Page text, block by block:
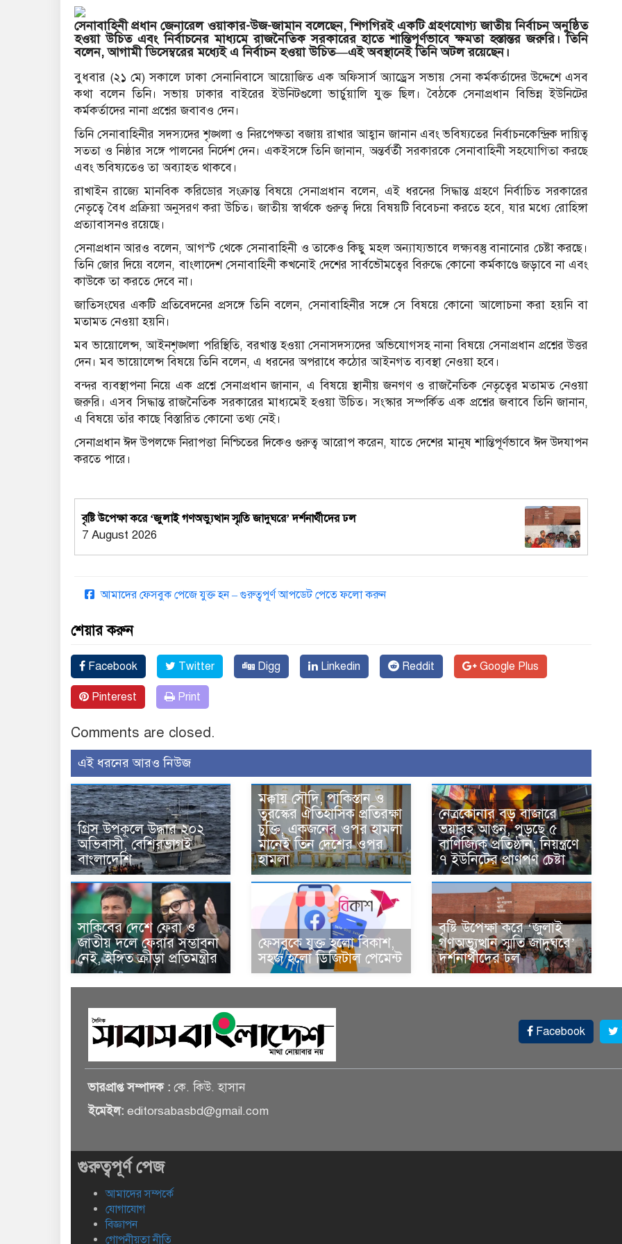
সেনাবাহিনী প্রধান জেনারেল ওয়াকার-উজ-জামান বলেছেন, শিগগিরই একটি গ্রহণযোগ্য জাতীয় নির্বাচন অনুষ্ঠিত
হওয়া উচিত এবং নির্বাচনের মাধ্যমে রাজনৈতিক সরকারের হাতে শান্তিপূর্ণভাবে ক্ষমতা হস্তান্তর জরুরি। তিনি
বলেন, আগামী ডিসেম্বরের মধ্যেই এ নির্বাচন হওয়া উচিত—এই অবস্থানেই তিনি অটল রয়েছেন।
বুধবার (২১ মে) সকালে ঢাকা সেনানিবাসে আয়োজিত এক অফিসার্স অ্যাড্রেস সভায় সেনা কর্মকর্তাদের উদ্দেশে এসব
কথা বলেন তিনি। সভায় ঢাকার বাইরের ইউনিটগুলো ভার্চুয়ালি যুক্ত ছিল। বৈঠকে সেনাপ্রধান বিভিন্ন ইউনিটের
কর্মকর্তাদের নানা প্রশ্নের জবাবও দেন।
তিনি সেনাবাহিনীর সদস্যদের শৃঙ্খলা ও নিরপেক্ষতা বজায় রাখার আহ্বান জানান এবং ভবিষ্যতের নির্বাচনকেন্দ্রিক দায়িত্ব
সততা ও নিষ্ঠার সঙ্গে পালনের নির্দেশ দেন। একইসঙ্গে তিনি জানান, অন্তর্বর্তী সরকারকে সেনাবাহিনী সহযোগিতা করছে
এবং ভবিষ্যতেও তা অব্যাহত থাকবে।
রাখাইন রাজ্যে মানবিক করিডোর সংক্রান্ত বিষয়ে সেনাপ্রধান বলেন, এই ধরনের সিদ্ধান্ত গ্রহণে নির্বাচিত সরকারের
নেতৃত্বে বৈধ প্রক্রিয়া অনুসরণ করা উচিত। জাতীয় স্বার্থকে গুরুত্ব দিয়ে বিষয়টি বিবেচনা করতে হবে, যার মধ্যে রোহিঙ্গা
প্রত্যাবাসনও রয়েছে।
সেনাপ্রধান আরও বলেন, আগস্ট থেকে সেনাবাহিনী ও তাকেও কিছু মহল অন্যায্যভাবে লক্ষ্যবস্তু বানানোর চেষ্টা করছে।
তিনি জোর দিয়ে বলেন, বাংলাদেশ সেনাবাহিনী কখনোই দেশের সার্বভৌমত্বের বিরুদ্ধে কোনো কর্মকাণ্ডে জড়াবে না এবং
কাউকে তা করতে দেবে না।
জাতিসংঘের একটি প্রতিবেদনের প্রসঙ্গে তিনি বলেন, সেনাবাহিনীর সঙ্গে সে বিষয়ে কোনো আলোচনা করা হয়নি বা
মতামত নেওয়া হয়নি।
মব ভায়োলেন্স, আইনশৃঙ্খলা পরিস্থিতি, বরখাস্ত হওয়া সেনাসদস্যদের অভিযোগসহ নানা বিষয়ে সেনাপ্রধান প্রশ্নের উত্তর
দেন। মব ভায়োলেন্স বিষয়ে তিনি বলেন, এ ধরনের অপরাধে কঠোর আইনগত ব্যবস্থা নেওয়া হবে।
বন্দর ব্যবস্থাপনা নিয়ে এক প্রশ্নে সেনাপ্রধান জানান, এ বিষয়ে স্থানীয় জনগণ ও রাজনৈতিক নেতৃত্বের মতামত নেওয়া
জরুরি। এসব সিদ্ধান্ত রাজনৈতিক সরকারের মাধ্যমেই হওয়া উচিত। সংস্কার সম্পর্কিত এক প্রশ্নের জবাবে তিনি জানান,
এ বিষয়ে তাঁর কাছে বিস্তারিত কোনো তথ্য নেই।
সেনাপ্রধান ঈদ উপলক্ষে নিরাপত্তা নিশ্চিতের দিকেও গুরুত্ব আরোপ করেন, যাতে দেশের মানুষ শান্তিপূর্ণভাবে ঈদ উদযাপন
করতে পারে।
বৃষ্টি উপেক্ষা করে ‘জুলাই গণঅভ্যুত্থান স্মৃতি জাদুঘরে’ দর্শনার্থীদের ঢল
7 August 2026
আমাদের ফেসবুক পেজে যুক্ত হন – গুরুত্বপূর্ণ আপডেট পেতে ফলো করুন
শেয়ার করুন
Facebook Twitter Digg Linkedin Reddit Google Plus
Pinterest Print
Comments are closed.
এই ধরনের আরও নিউজ
গ্রিস উপকূলে উদ্ধার ২০২
অভিবাসী, বেশিরভাগই
বাংলাদেশি
মক্কায় সৌদি, পাকিস্তান ও
তুরস্কের ঐতিহাসিক প্রতিরক্ষা
চুক্তি, একজনের ওপর হামলা
মানেই তিন দেশের ওপর
হামলা
নেত্রকোনার বড় বাজারে
ভয়াবহ আগুন, পুড়ছে ৫
বাণিজ্যিক প্রতিষ্ঠান; নিয়ন্ত্রণে
৭ ইউনিটের প্রাণপণ চেষ্টা
সাকিবের দেশে ফেরা ও
জাতীয় দলে ফেরার সম্ভাবনা
নেই, ইঙ্গিত ক্রীড়া প্রতিমন্ত্রীর
ফেসবুকে যুক্ত হলো বিকাশ,
সহজ হলো ডিজিটাল পেমেন্ট
বৃষ্টি উপেক্ষা করে ‘জুলাই
গণঅভ্যুত্থান স্মৃতি জাদুঘরে’
দর্শনার্থীদের ঢল
Facebook
ভারপ্রাপ্ত সম্পাদক : কে. কিউ. হাসান
ইমেইল: editorsabasbd@gmail.com
গুরুত্বপূর্ণ পেজ
আমাদের সম্পর্কে
যোগাযোগ
বিজ্ঞাপন
গোপনীয়তা নীতি